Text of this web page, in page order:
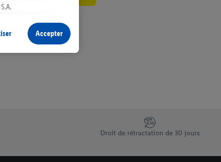
Droit de rétractation de 30 jours
sans procéder à
terminaux ou
échéant, d’autres
à tout moment
Accepter